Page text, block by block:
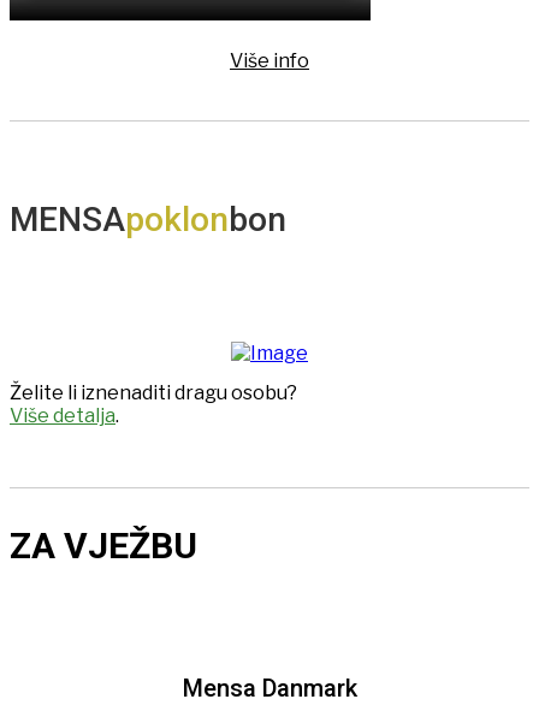
Više info
MENSApoklonbon
Želite li iznenaditi dragu osobu?
Više detalja.
ZA VJEŽBU
Mensa Danmark